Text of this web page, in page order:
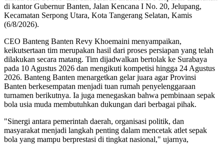
di kantor Gubernur Banten, Jalan Kencana I No. 20, Jelupang,
Kecamatan Serpong Utara, Kota Tangerang Selatan, Kamis
(6/8/2026).
CEO Banteng Banten Revy Khoemaini menyampaikan,
keikutsertaan tim merupakan hasil dari proses persiapan yang telah
dilakukan secara matang. Tim dijadwalkan bertolak ke Surabaya
pada 10 Agustus 2026 dan mengikuti kompetisi hingga 24 Agustus
2026. Banteng Banten menargetkan gelar juara agar Provinsi
Banten berkesempatan menjadi tuan rumah penyelenggaraan
turnamen berikutnya. Ia juga menegaskan bahwa pembinaan sepak
bola usia muda membutuhkan dukungan dari berbagai pihak.
"Sinergi antara pemerintah daerah, organisasi politik, dan
masyarakat menjadi langkah penting dalam mencetak atlet sepak
bola yang mampu berprestasi di tingkat nasional," ujarnya,